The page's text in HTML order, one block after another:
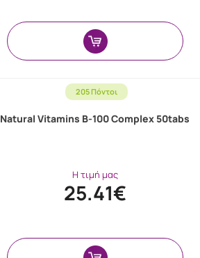
205 Πόντοι
Natural Vitamins B-100 Complex 50tabs
Η τιμή μας
25.41€